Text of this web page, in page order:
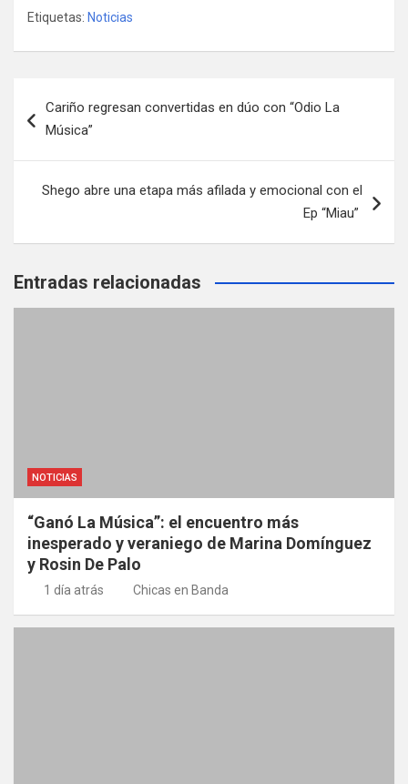
Etiquetas: Noticias
de
Cariño regresan convertidas en dúo con “Odio La
Música”
Shego abre una etapa más afilada y emocional con el
Ep “Miau”
Entradas relacionadas
NOTICIAS
“Ganó La Música”: el encuentro más
inesperado y veraniego de Marina Domínguez
y Rosin De Palo
1 día atrás Chicas en Banda